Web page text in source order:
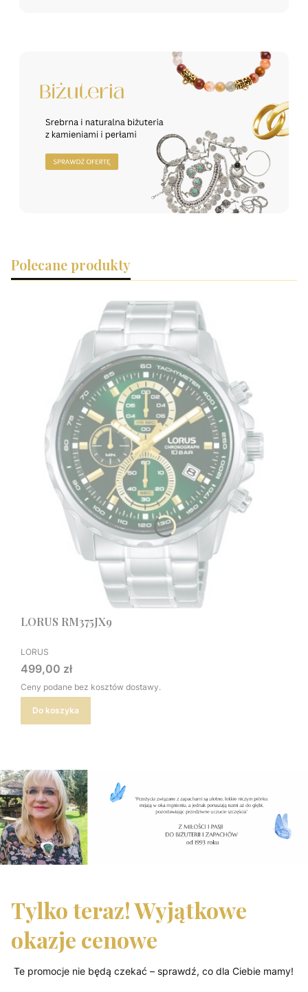
Polecane produkty
LORUS RM375JX9
PRODUCENT
LORUS
Cena
499,00 zł
Ceny podane bez kosztów dostawy.
Do koszyka
Tylko teraz! Wyjątkowe
okazje cenowe
Te promocje nie będą czekać – sprawdź, co dla Ciebie mamy!